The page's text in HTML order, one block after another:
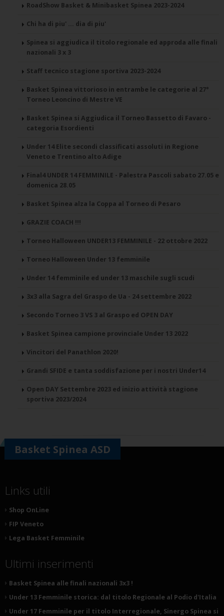
RoadShow Basket & Minibasket Spinea 2023-2024
Chi ha di piu' ... dia di piu'
Spinea si aggiudica il titolo regionale ed approda alle finali
nazionali 3 x 3
Staff tecnico stagione sportiva 2023-2024
Basket Spinea vittorioso in entrambe le categorie al 27°
Torneo Leoncino di Mestre VE
Basket Spinea si Aggiudica il Torneo Bassetto di Favaro -
categoria Esordienti
Under 14 Elite secondi classificati assoluti in Regione
Veneto e Trentino alto Adige
Final4 UNDER 14 FEMMINILE - Palestra Pascoli sabato 27.05 e
domenica 28.05
Basket Spinea alza la Coppa al Torneo di Pesaro
GRAZIE COACH !!!
Torneo Halloween UNDER13 FEMMINILE - 22 ottobre 2022
Torneo Halloween Under 13 femminile
Under 14 femminile ed under 13 maschile sugli scudi
3x3 alla Sagra del Graspo de Ua - 24 settembre 2022
Secondo Torneo 3 VS 3 al Graspo ed OPEN DAY
Basket Spinea campione provinciale Under 13 2022
Vincitori del Panathlon 2020!
Grandi SFIDE e tanta soddisfazione per i nostri Under14
Open DAY Settembre 2023 ed inizio attività stagione
sportiva 2023/2024
Basket Spinea ASD
Links utili
Shop OnLine
FIP Veneto
Lega Basket Femminile
Ultimi inserimenti
Basket Spinea alle finali nazionali 3x3 !
Under 13 Femminile storica: dal titolo Regionale al Podio d'Italia
Under 17 Femminile per il titolo Interregionale, Sinergo Spinea si